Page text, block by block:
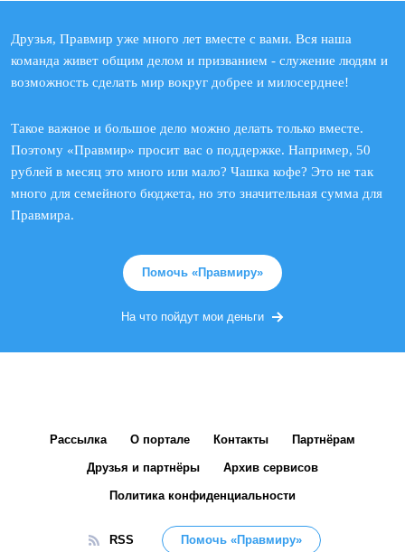
Друзья, Правмир уже много лет вместе с вами. Вся наша
команда живет общим делом и призванием - служение людям и
возможность сделать мир вокруг добрее и милосерднее!
Такое важное и большое дело можно делать только вместе.
Поэтому «Правмир» просит вас о поддержке. Например, 50
рублей в месяц это много или мало? Чашка кофе? Это не так
много для семейного бюджета, но это значительная сумма для
Правмира.
Помочь «Правмиру»
На что пойдут мои деньги
Рассылка О портале Контакты Партнёрам
Друзья и партнёры Архив сервисов
Политика конфиденциальности
RSS Помочь «Правмиру»